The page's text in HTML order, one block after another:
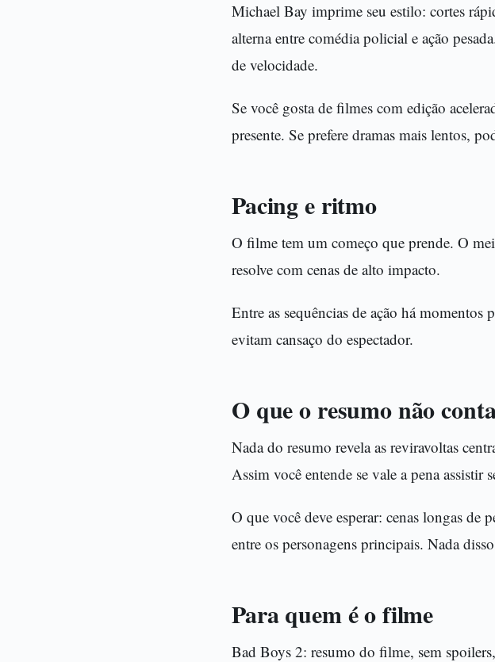
Michael Bay imprime seu estilo: cortes
alterna entre comédia policial e ação
de velocidade.
Se você gosta de filmes com edição
presente. Se prefere dramas mais lentos,
Pacing e ritmo
O filme tem um começo que prende. O
resolve com cenas de alto impacto.
Entre as sequências de ação há
evitam cansaço do espectador.
O que o resumo não
Nada do resumo revela as reviravoltas
Assim você entende se vale a pena assistir
O que você deve esperar: cenas longas de
entre os personagens principais. Nada
Para quem é o filme
Bad Boys 2: resumo do filme, sem